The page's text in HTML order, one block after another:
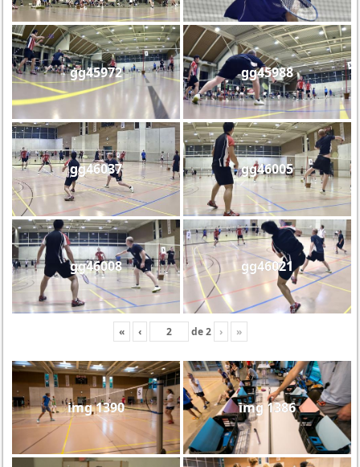
gg45972 gg45988
gg46037 gg46005
gg46008 gg46021
« ‹ de2 › »
img 1390 img 1386